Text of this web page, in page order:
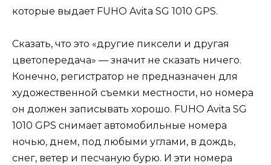
которые выдает FUHO Avita SG 1010 GPS.
Сказать, что это «другие пиксели и другая
цветопередача» — значит не сказать ничего.
Конечно, регистратор не предназначен для
художественной съемки местности, но номера
он должен записывать хорошо. FUHO Avita SG
1010 GPS снимает автомобильные номера
ночью, днем, под любыми углами, в дождь,
снег, ветер и песчаную бурю. И эти номера